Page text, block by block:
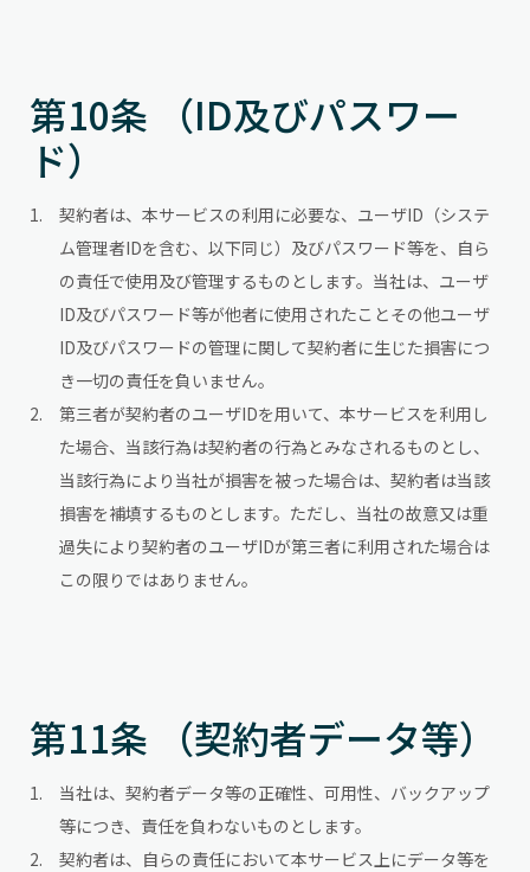
第10条 （ID及びパスワー
ド）
契約者は、本サービスの利用に必要な、ユーザID（システ
ム管理者IDを含む、以下同じ）及びパスワード等を、自ら
の責任で使用及び管理するものとします。当社は、ユーザ
ID及びパスワード等が他者に使用されたことその他ユーザ
ID及びパスワードの管理に関して契約者に生じた損害につ
き一切の責任を負いません。
第三者が契約者のユーザIDを用いて、本サービスを利用し
た場合、当該行為は契約者の行為とみなされるものとし、
当該行為により当社が損害を被った場合は、契約者は当該
損害を補填するものとします。ただし、当社の故意又は重
過失により契約者のユーザIDが第三者に利用された場合は
この限りではありません。
第11条 （契約者データ等）
当社は、契約者データ等の正確性、可用性、バックアップ
等につき、責任を負わないものとします。
契約者は、自らの責任において本サービス上にデータ等を